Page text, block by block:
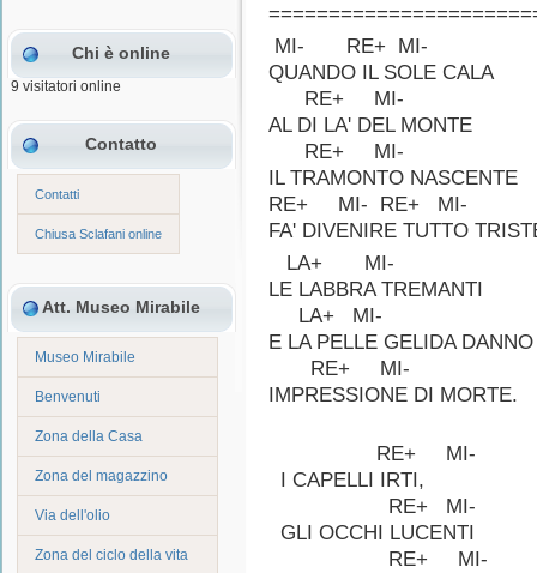
Chi è online
9 visitatori online
Contatto
Contatti
Chiusa Sclafani online
Att. Museo Mirabile
Museo Mirabile
Benvenuti
Zona della Casa
Zona del magazzino
Via dell'olio
Zona del ciclo della vita
MI- RE+ MI-
QUANDO IL SOLE CALA
RE+ MI-
AL DI LA' DEL MONTE
RE+ MI-
IL TRAMONTO NASCENTE
RE+ MI- RE+ MI-
FA' DIVENIRE TUTTO
LA+ MI-
LE LABBRA TREMANTI
LA+ MI-
E LA PELLE GELIDA DANNO
RE+ MI-
IMPRESSIONE DI MORTE.
RE+ MI-
I CAPELLI IRTI,
RE+ MI-
GLI OCCHI LUCENTI
RE+ MI-